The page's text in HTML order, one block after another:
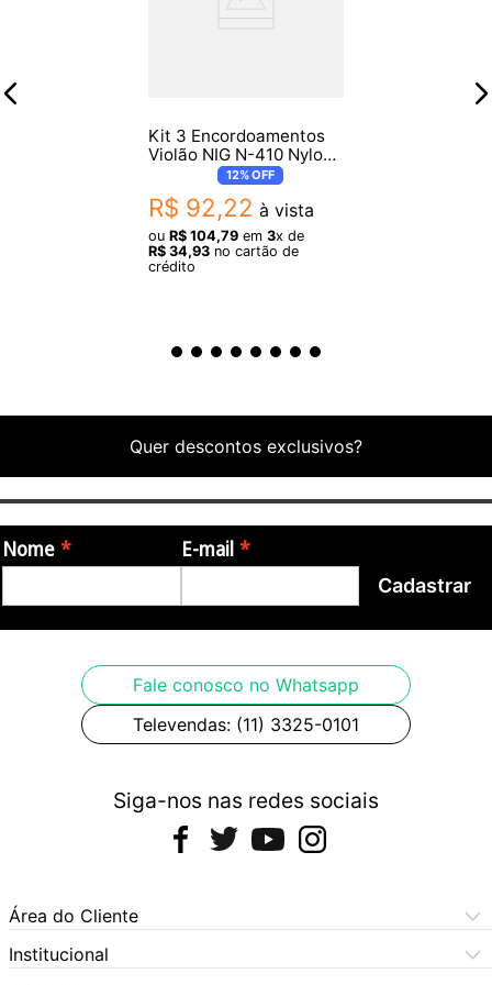
Kit 3 Encordoamentos
Violão NIG N-410 Nylon
Alta Tensão
12%OFF
R$ 92,22 à vista
ou R$ 104,79 em 3x de
R$ 34,93 no cartão de
crédito
Quer descontos exclusivos?
Nome E-mail
Cadastrar
Fale conosco no Whatsapp
Televendas: (11) 3325-0101
Siga-nos nas redes sociais
Área do Cliente
Meus Pedidos
Meus Dados
Institucional